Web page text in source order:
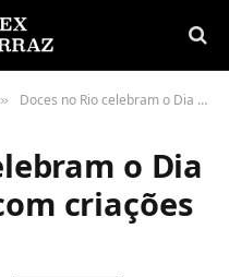
» Doces no Rio celebram o Dia da Sobremesa com criações autorais
o Dia
criações